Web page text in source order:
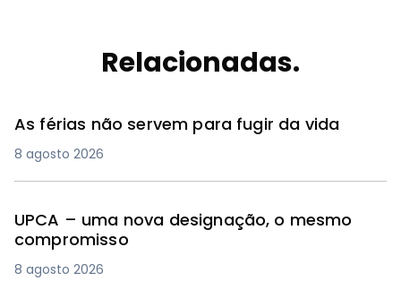
Relacionadas.
As férias não servem para fugir da vida
8 agosto 2026
UPCA – uma nova designação, o mesmo
compromisso
8 agosto 2026